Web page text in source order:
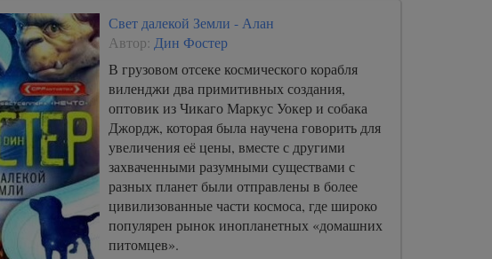
Свет далекой Земли - Алан
Автор: Дин Фостер
В грузовом отсеке космического корабля
виленджи два примитивных создания,
оптовик из Чикаго Маркус Уокер и собака
Джордж, которая была научена говорить для
увеличения её цены, вместе с другими
захваченными разумными существами с
разных планет были отправлены в более
цивилизованные части космоса, где широко
популярен рынок инопланетных «домашних
питомцев».